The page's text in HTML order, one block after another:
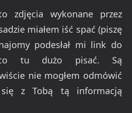
zdjęcia wykonane przez
miałem iść spać (piszę
podesłał mi link do
tu dużo pisać. Są
nie mogłem odmówić
z Tobą tą informacją